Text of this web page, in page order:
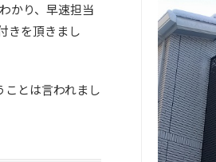
かり、早速担当
きを頂きまし
とは言われまし